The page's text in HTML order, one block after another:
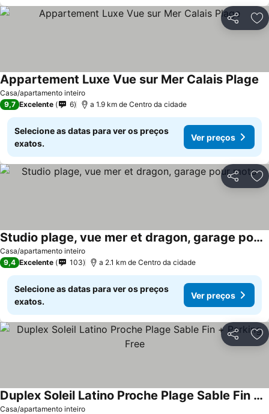
Partilhar
Casa/apartamento inteiro
Appartement Luxe Vue sur Mer Calais Plage
9,7 Excelente 6 a 1.9 km de Centro da cidade
Selecione as datas para ver os preços
exatos.
Ver preços
Partilhar
Casa/apartamento inteiro
Studio plage, vue mer et dragon, garage pour moto
9,4 Excelente 103 a 2.1 km de Centro da cidade
Selecione as datas para ver os preços
exatos.
Ver preços
Partilhar
Casa/apartamento inteiro
Duplex Soleil Latino Proche Plage Sable Fin + Parking Free